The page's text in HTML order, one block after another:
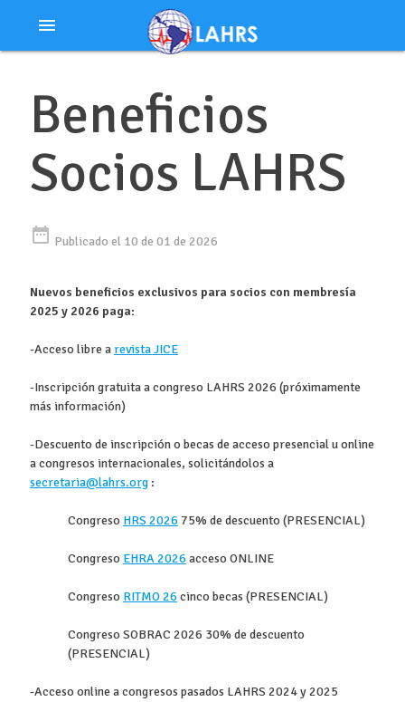
menu
Beneficios
Socios LAHRS
date_range Publicado el 10 de 01 de 2026
Nuevos beneficios exclusivos para socios con membresía
2025 y 2026 paga:
-Acceso libre a revista JICE
-Inscripción gratuita a congreso LAHRS 2026 (próximamente
más información)
-Descuento de inscripción o becas de acceso presencial u online
a congresos internacionales, solicitándolos a
secretaria@lahrs.org:
Congreso HRS 2026 75% de descuento (PRESENCIAL)
Congreso EHRA 2026 acceso ONLINE
Congreso RITMO 26 cinco becas (PRESENCIAL)
Congreso SOBRAC 2026 30% de descuento
(PRESENCIAL)
-Acceso online a congresos pasados LAHRS 2024 y 2025